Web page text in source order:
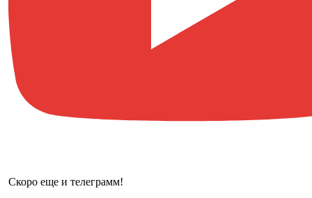
Скоро еще и телеграмм!